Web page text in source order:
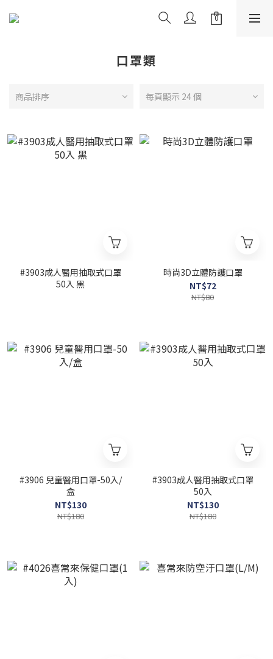
口罩類
商品排序 每頁顯示 24 個
#3903成人醫用抽取式口罩
50入 黑
時尚3D立體防護口罩
NT$72
NT$80
#3906 兒童醫用口罩-50入/
盒
NT$130
NT$180
#3903成人醫用抽取式口罩
50入
NT$130
NT$180